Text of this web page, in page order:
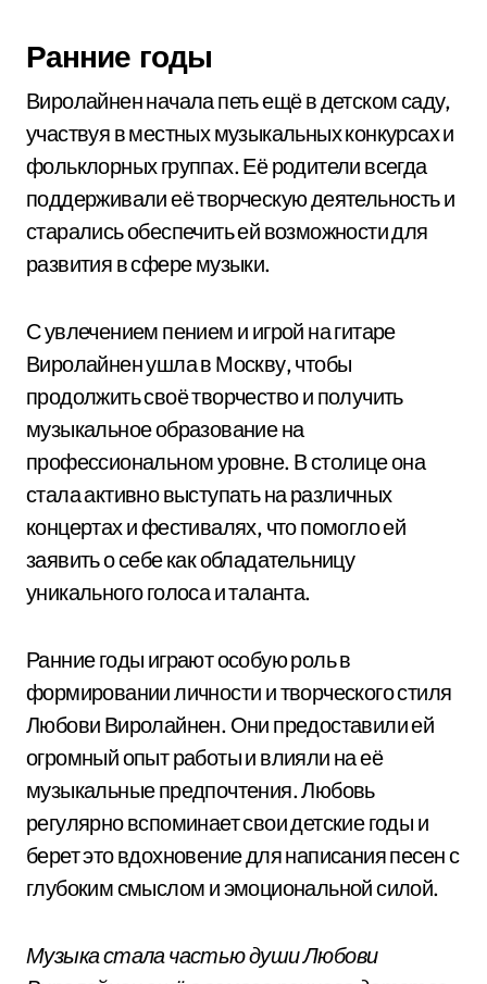
Ранние годы
Виролайнен начала петь ещё в детском саду,
участвуя в местных музыкальных конкурсах и
фольклорных группах. Её родители всегда
поддерживали её творческую деятельность и
старались обеспечить ей возможности для
развития в сфере музыки.
С увлечением пением и игрой на гитаре
Виролайнен ушла в Москву, чтобы
продолжить своё творчество и получить
музыкальное образование на
профессиональном уровне. В столице она
стала активно выступать на различных
концертах и фестивалях, что помогло ей
заявить о себе как обладательницу
уникального голоса и таланта.
Ранние годы играют особую роль в
формировании личности и творческого стиля
Любови Виролайнен. Они предоставили ей
огромный опыт работы и влияли на её
музыкальные предпочтения. Любовь
регулярно вспоминает свои детские годы и
берет это вдохновение для написания песен с
глубоким смыслом и эмоциональной силой.
Музыка стала частью души Любови